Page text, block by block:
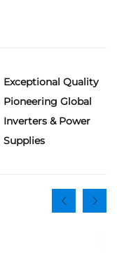
Exceptional Quality
Pioneering Global
Inverters & Power
Supplies